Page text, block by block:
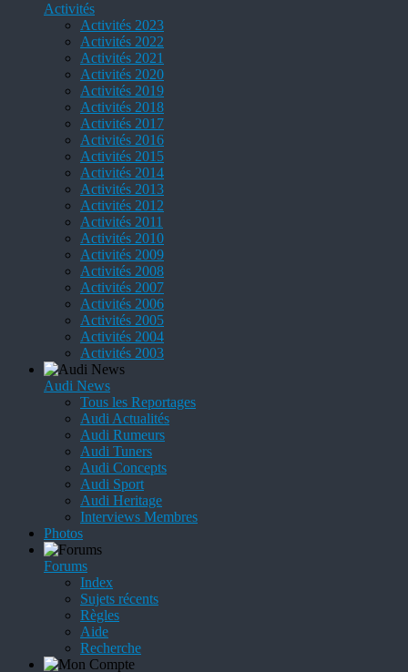
Activités
Activités 2023
Activités 2022
Activités 2021
Activités 2020
Activités 2019
Activités 2018
Activités 2017
Activités 2016
Activités 2015
Activités 2014
Activités 2013
Activités 2012
Activités 2011
Activités 2010
Activités 2009
Activités 2008
Activités 2007
Activités 2006
Activités 2005
Activités 2004
Activités 2003
Audi News
Tous les Reportages
Audi Actualités
Audi Rumeurs
Audi Tuners
Audi Concepts
Audi Sport
Audi Heritage
Interviews Membres
Photos
Forums
Index
Sujets récents
Règles
Aide
Recherche